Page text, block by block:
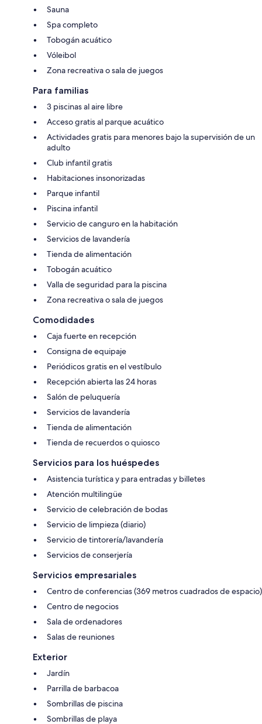
Sauna
Spa completo
Tobogán acuático
Vóleibol
Zona recreativa o sala de juegos
Para familias
3 piscinas al aire libre
Acceso gratis al parque acuático
Actividades gratis para menores bajo la supervisión de un
adulto
Club infantil gratis
Habitaciones insonorizadas
Parque infantil
Piscina infantil
Servicio de canguro en la habitación
Servicios de lavandería
Tienda de alimentación
Tobogán acuático
Valla de seguridad para la piscina
Zona recreativa o sala de juegos
Comodidades
Caja fuerte en recepción
Consigna de equipaje
Periódicos gratis en el vestíbulo
Recepción abierta las 24 horas
Salón de peluquería
Servicios de lavandería
Tienda de alimentación
Tienda de recuerdos o quiosco
Servicios para los huéspedes
Asistencia turística y para entradas y billetes
Atención multilingüe
Servicio de celebración de bodas
Servicio de limpieza (diario)
Servicio de tintorería/lavandería
Servicios de conserjería
Servicios empresariales
Centro de conferencias (369 metros cuadrados de espacio)
Centro de negocios
Sala de ordenadores
Salas de reuniones
Exterior
Jardín
Parrilla de barbacoa
Sombrillas de piscina
Sombrillas de playa